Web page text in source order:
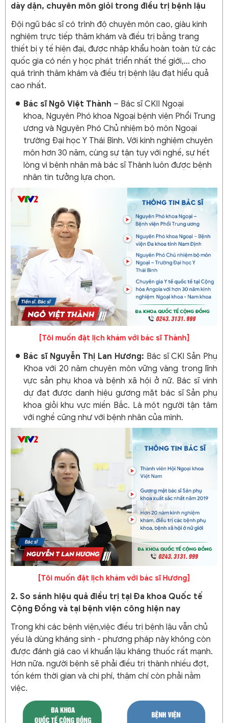
dày dặn, chuyên môn giỏi trong điều trị bệnh lậu
Đội ngũ bác sĩ có trình độ chuyên môn cao, giàu kinh
nghiệm trực tiếp thăm khám và điều trị bằng trang
thiết bị y tế hiện đại, được nhập khẩu hoàn toàn từ các
quốc gia có nền y học phát triển nhất thế giới,… cho
quá trình thăm khám và điều trị bệnh lậu đạt hiểu quả
cao nhất.
Bác sĩ Ngô Việt Thành – Bác sĩ CKII Ngoại
khoa, Nguyên Phó khoa Ngoại bệnh viện Phổi Trung
ương và Nguyên Phó Chủ nhiệm bộ môn Ngoại
trường Đại học Y Thái Bình. Với kinh nghiệm chuyên
môn hơn 30 năm, cùng sự tận tụy với nghề, sự hết
lòng vì bệnh nhân mà bác sĩ Thành luôn được bệnh
nhân tin tưởng lựa chọn.
[Tôi muốn đặt lịch khám với bác sĩ Thành]
Bác sĩ Nguyễn Thị Lan Hương: Bác sĩ CKI Sản Phụ
Khoa với 20 năm chuyên môn vững vàng trong lĩnh
vực sản phụ khoa và bệnh xã hội ở nữ. Bác sĩ vinh
dự đạt được danh hiệu gương mặt bác sĩ Sản phụ
khoa giỏi khu vực miền Bắc. Là một người tận tâm
với nghề cũng như với bệnh nhân của mình.
[Tôi muốn đặt lịch khám với bác sĩ Hương]
2. So sánh hiệu quả điều trị tại Đa khoa Quốc tế
Cộng Đồng và tại bệnh viện công hiện nay
Trong khi các bệnh viện,việc điều trị bệnh lậu vẫn chủ
yếu là dùng kháng sinh - phương pháp này không còn
được đánh giá cao vì khuẩn lậu kháng thuốc rất mạnh.
Hơn nữa. người bệnh sẽ phải điều trị thành nhiều đợt,
tốn kém thời gian và chi phí, thậm chí còn phải nằm
việc.